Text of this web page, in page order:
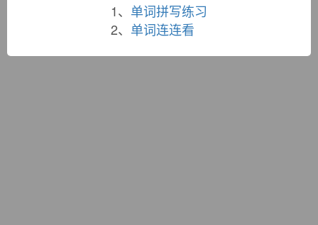
Copyright © QuWord.com All Rights Reserved.
词根大全|联系站长
蜀ICP备19033398号-1
1、 单词拼写练习
2、 单词连连看